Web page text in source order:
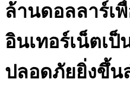
ล้านดอลลาร์เ
อินเทอร์เน็ตเ
ปลอดภัยยิ่งขึ้น